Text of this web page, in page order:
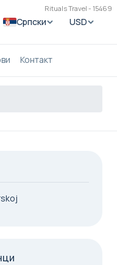
Rituals Travel - 15469
Српски USD
Контакт